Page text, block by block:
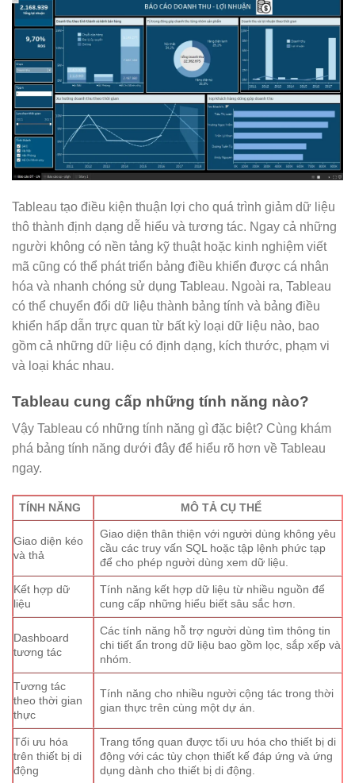
Tableau tạo điều kiện thuận lợi cho quá trình giảm dữ liệu
thô thành định dạng dễ hiểu và tương tác. Ngay cả những
người không có nền tảng kỹ thuật hoặc kinh nghiệm viết
mã cũng có thể phát triển bảng điều khiển được cá nhân
hóa và nhanh chóng sử dụng Tableau. Ngoài ra, Tableau
có thể chuyển đổi dữ liệu thành bảng tính và bảng điều
khiển hấp dẫn trực quan từ bất kỳ loại dữ liệu nào, bao
gồm cả những dữ liệu có định dạng, kích thước, phạm vi
và loại khác nhau.
Tableau cung cấp những tính năng nào?
Vậy Tableau có những tính năng gì đặc biệt? Cùng khám
phá bảng tính năng dưới đây để hiểu rõ hơn về Tableau
ngay.
TÍNH NĂNG MÔ TẢ CỤ THỂ
Giao diện kéo
và thả
Giao diện thân thiện với người dùng không yêu
cầu các truy vấn SQL hoặc tập lệnh phức tạp
để cho phép người dùng xem dữ liệu.
Kết hợp dữ
liệu
Tính năng kết hợp dữ liệu từ nhiều nguồn để
cung cấp những hiểu biết sâu sắc hơn.
Dashboard
tương tác
Các tính năng hỗ trợ người dùng tìm thông tin
chi tiết ẩn trong dữ liệu bao gồm lọc, sắp xếp và
nhóm.
Tương tác
theo thời gian
thực
Tính năng cho nhiều người cộng tác trong thời
gian thực trên cùng một dự án.
Tối ưu hóa
trên thiết bị di
động
Trang tổng quan được tối ưu hóa cho thiết bị di
động với các tùy chọn thiết kế đáp ứng và ứng
dụng dành cho thiết bị di động.